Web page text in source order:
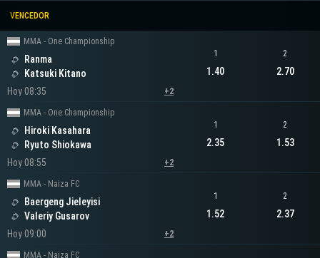
VENCEDOR
MMA - One Championship
Ranma
Katsuki Kitano
Hoy 08:35
+2
1
1.40
2
2.70
MMA - One Championship
Hiroki Kasahara
Ryuto Shiokawa
Hoy 08:55
+2
1
2.35
2
1.53
MMA - Naiza FC
Baergeng Jieleyisi
Valeriy Gusarov
Hoy 09:00
+2
1
1.52
2
2.37
MMA - Naiza FC